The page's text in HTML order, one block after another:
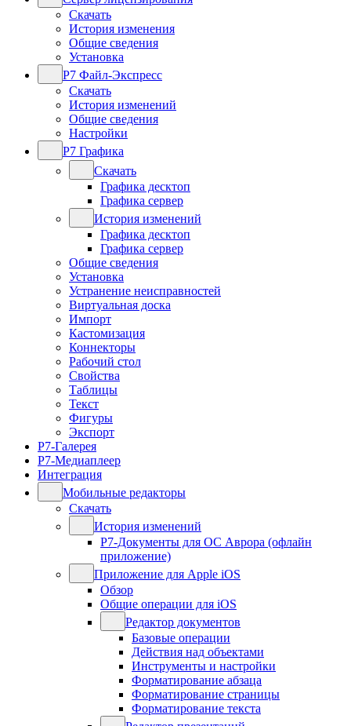
Скачать
История изменения
Общие сведения
Установка
Р7 Файл-Экспресс
Скачать
История изменений
Общие сведения
Настройки
Р7 Графика
Скачать
Графика десктоп
Графика сервер
История изменений
Графика десктоп
Графика сервер
Общие сведения
Установка
Устранение неисправностей
Виртуальная доска
Импорт
Кастомизация
Коннекторы
Рабочий стол
Свойства
Таблицы
Текст
Фигуры
Экспорт
Р7-Галерея
Р7-Медиаплеер
Интеграция
Мобильные редакторы
Скачать
История изменений
Р7-Документы для ОС Аврора (офлайн
приложение)
Приложение для Apple iOS
Обзор
Общие операции для iOS
Редактор документов
Базовые операции
Действия над объектами
Инструменты и настройки
Форматирование абзаца
Форматирование страницы
Форматирование текста